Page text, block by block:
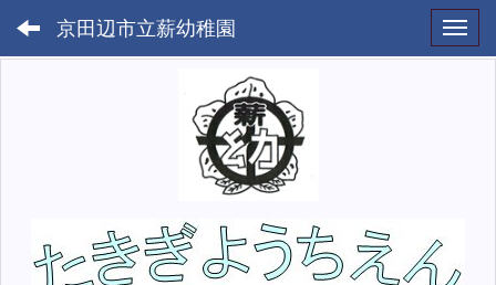
京田辺市立薪幼稚園